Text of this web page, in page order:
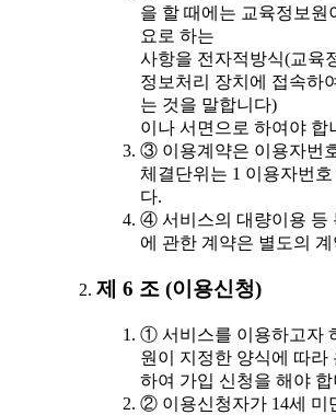
을 할 때에는 교육정보원
요로 하는
사항을 전자적방식(교육
정보처리 장치에 접속하
는 것을 말합니다)
이나 서면으로 하여야 합
③ 이용계약은 이용자번
체결단위는 1 이용자번호
다.
④ 서비스의 대량이용 등
에 관한 계약은 별도의
제 6 조 (이용신청)
① 서비스를 이용하고자
원이 지정한 양식에 따라
하여 가입 신청을 해야 합
② 이용신청자가 14세 미